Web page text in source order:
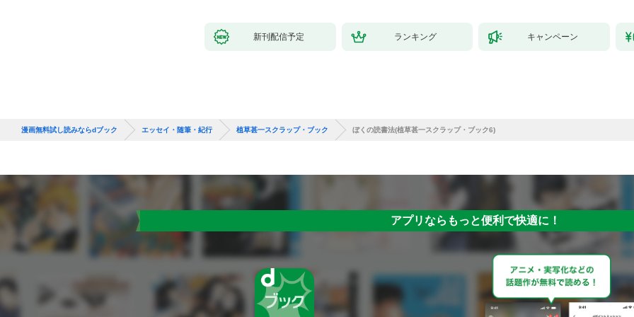
新刊配信予定 ランキング キャンペーン
漫画無料試し読みならdブック エッセイ・随筆・紀行 植草甚一スクラップ・ブック ぼくの読書法(植草甚一スクラップ・ブック6)
アプリならもっと便利で快適に！